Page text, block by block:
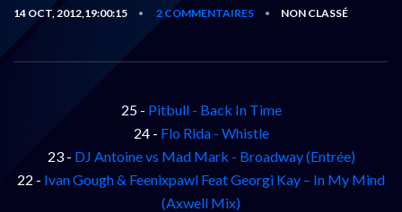
14 OCT, 2012,19:00:15 • 2 COMMENTAIRES • NON CLASSÉ
25 - Pitbull - Back In Time
24 - Flo Rida - Whistle
23 - DJ Antoine vs Mad Mark - Broadway (Entrée)
22 - Ivan Gough & Feenixpawl Feat Georgi Kay – In My Mind
(Axwell Mix)